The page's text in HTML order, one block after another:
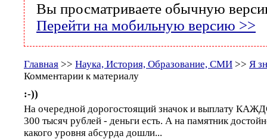
Вы просматриваете обычную
Перейти на мобильную версию >>
Главная >> Наука, История, Образование, СМИ >> Я
Комментарии к материалу
:-))
На очередной дорогостоящий значок и выплату
300 тысяч рублей - деньги есть. А на памятник
какого уровня абсурда дошли...